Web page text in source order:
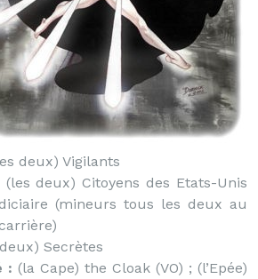
deux) Vigilants
(les deux) Citoyens des Etats-Unis
(mineurs tous les deux au
Secrètes
: (la Cape) the Cloak (VO) ; (l’Epée)